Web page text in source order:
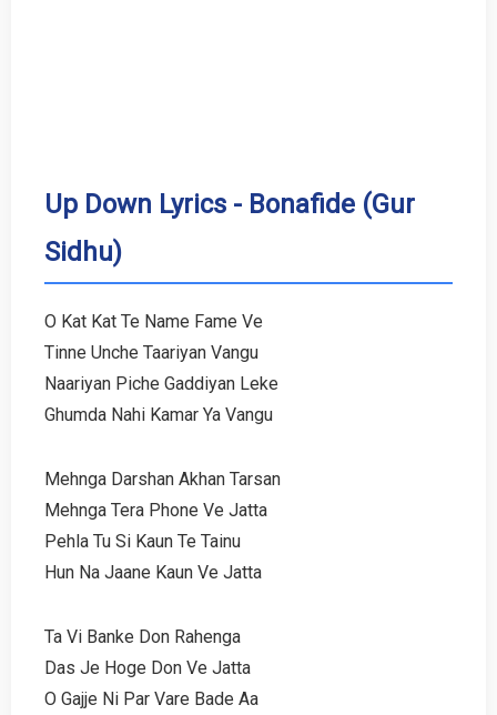
Up Down Lyrics - Bonafide (Gur
Sidhu)
O Kat Kat Te Name Fame Ve
Tinne Unche Taariyan Vangu
Naariyan Piche Gaddiyan Leke
Ghumda Nahi Kamar Ya Vangu
Mehnga Darshan Akhan Tarsan
Mehnga Tera Phone Ve Jatta
Pehla Tu Si Kaun Te Tainu
Hun Na Jaane Kaun Ve Jatta
Ta Vi Banke Don Rahenga
Das Je Hoge Don Ve Jatta
O Gajje Ni Par Vare Bade Aa